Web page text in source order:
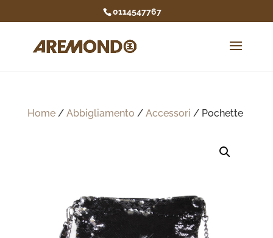
0114547767
Home/ Abbigliamento / Accessori / Pochette